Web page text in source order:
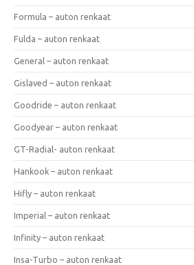
Formula – auton renkaat
Fulda – auton renkaat
General – auton renkaat
Gislaved – auton renkaat
Goodride – auton renkaat
Goodyear – auton renkaat
GT-Radial- auton renkaat
Hankook – auton renkaat
Hifly – auton renkaat
Imperial – auton renkaat
Infinity – auton renkaat
Insa-Turbo – auton renkaat